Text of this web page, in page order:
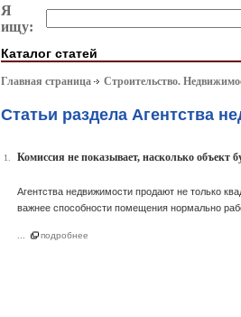
Я
ищу:
Каталог статей
Главная страница Строительство.
Статьи раздела Агентства
1. Комиссия не показывает, насколько объект
Агентства недвижимости продают не только
важнее способности помещения нормально
подробнее